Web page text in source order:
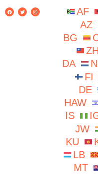
AF
AZ
BG
DA
FI
DE
HAW
IS
JW
KU
LB
MT